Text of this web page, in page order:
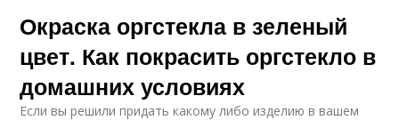
Окраска оргстекла в зеленый
цвет. Как покрасить оргстекло в
домашних условиях
Если вы решили придать какому либо изделию в вашем